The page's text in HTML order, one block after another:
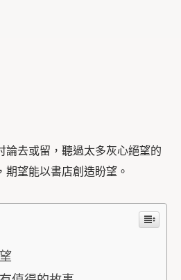
論去或留，聽過太多灰心絕望的
望能以書店創造盼望。